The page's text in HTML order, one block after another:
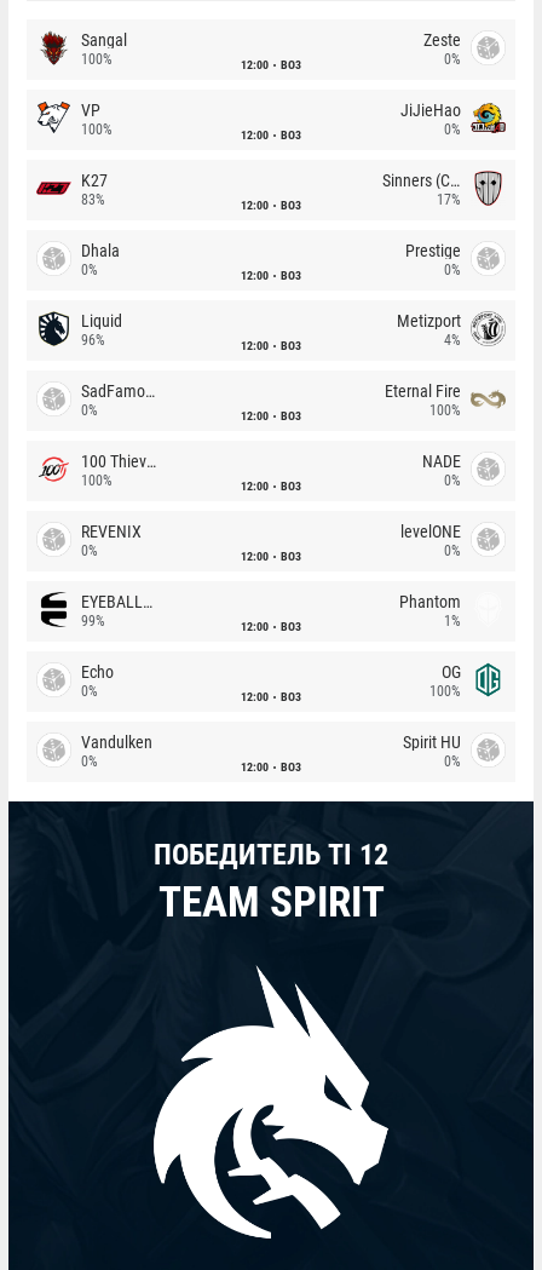
Sangal
100% 12:00 BO3
Zeste
0%
VP
100% 12:00 BO3
JiJieHao
0%
K27
83% 12:00 BO3
Sinners (CZ)
17%
Dhala
0% 12:00 BO3
Prestige
0%
Liquid
96% 12:00 BO3
Metizport
4%
SadFamous
0% 12:00 BO3
Eternal Fire
100%
100 Thieves
100% 12:00 BO3
NADE
0%
REVENIX
0% 12:00 BO3
levelONE
0%
EYEBALLERS
99% 12:00 BO3
Phantom
1%
Echo
0% 12:00 BO3
OG
100%
Vandulken
0% 12:00 BO3
Spirit HU
0%
ПОБЕДИТЕЛЬ TI 12
TEAM SPIRIT